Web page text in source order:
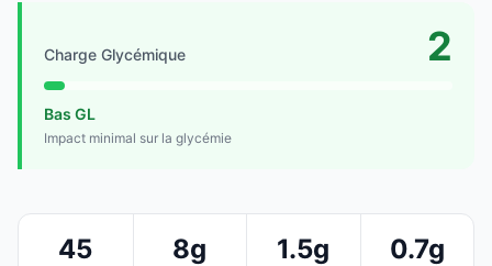
Charge Glycémique 2
Bas GL
Impact minimal sur la glycémie
45 8g 1.5g 0.7g